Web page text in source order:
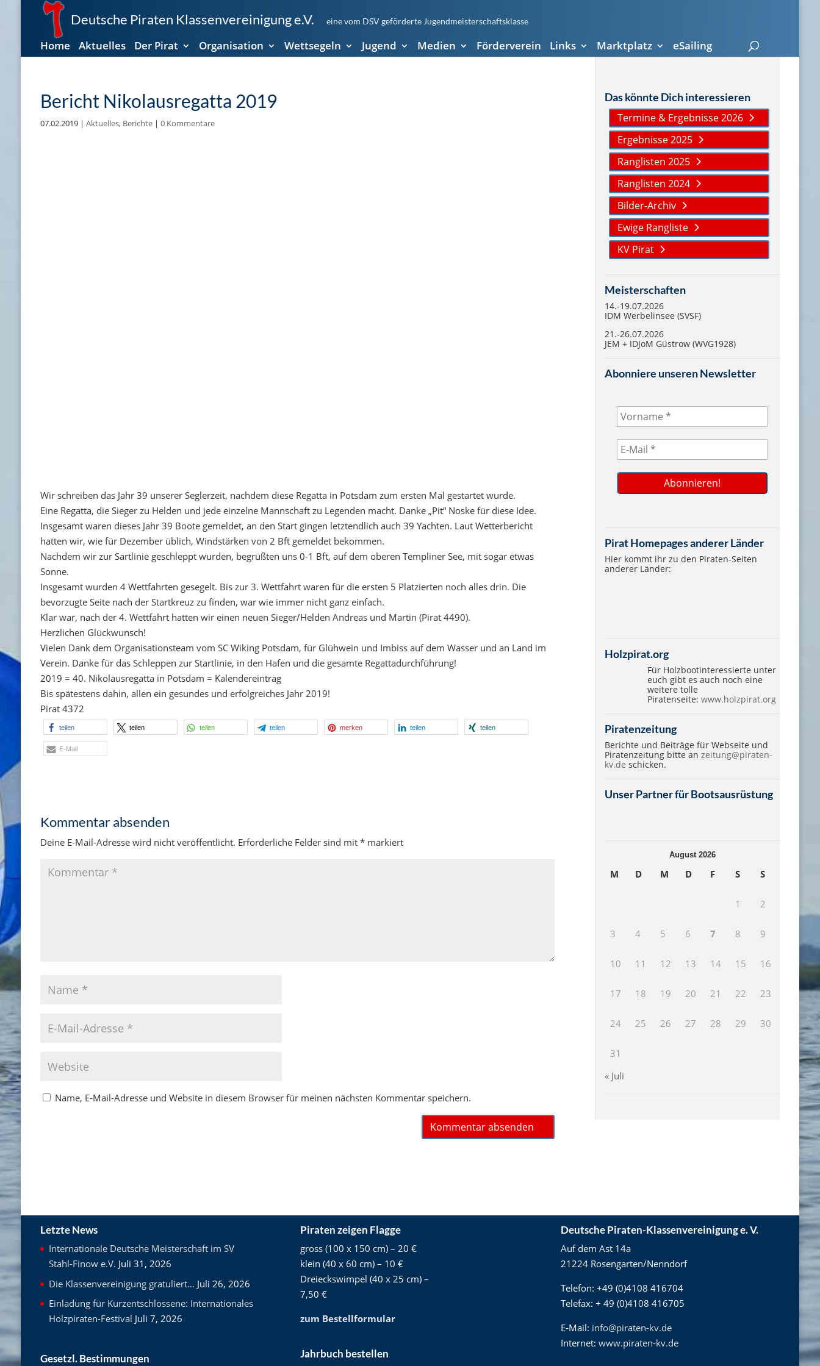
Deutsche Piraten Klassenvereinigung e.V. eine vom DSV geförderte Jugendmeisterschaftsklasse
Home Aktuelles Der Pirat Organisation Wettsegeln Jugend Medien Förderverein Links Marktplatz eSailing
Bericht Nikolausregatta 2019
07.02.2019| Aktuelles, Berichte| 0 Kommentare
Wir schreiben das Jahr 39 unserer Seglerzeit, nachdem diese Regatta in Potsdam zum ersten Mal gestartet wurde.
Eine Regatta, die Sieger zu Helden und jede einzelne Mannschaft zu Legenden macht. Danke „Pit“ Noske für diese Idee.
Insgesamt waren dieses Jahr 39 Boote gemeldet, an den Start gingen letztendlich auch 39 Yachten. Laut Wetterbericht
hatten wir, wie für Dezember üblich, Windstärken von 2 Bft gemeldet bekommen.
Nachdem wir zur Sartlinie geschleppt wurden, begrüßten uns 0-1 Bft, auf dem oberen Templiner See, mit sogar etwas
Sonne.
Insgesamt wurden 4 Wettfahrten gesegelt. Bis zur 3. Wettfahrt waren für die ersten 5 Platzierten noch alles drin. Die
bevorzugte Seite nach der Startkreuz zu finden, war wie immer nicht ganz einfach.
Klar war, nach der 4. Wettfahrt hatten wir einen neuen Sieger/Helden Andreas und Martin (Pirat 4490).
Herzlichen Glückwunsch!
Vielen Dank dem Organisationsteam vom SC Wiking Potsdam, für Glühwein und Imbiss auf dem Wasser und an Land im
Verein. Danke für das Schleppen zur Startlinie, in den Hafen und die gesamte Regattadurchführung!
2019 = 40. Nikolausregatta in Potsdam = Kalendereintrag
Bis spätestens dahin, allen ein gesundes und erfolgreiches Jahr 2019!
Pirat 4372
teilen teilen teilen teilen merken teilen teilen
E-Mail
Kommentar absenden
Deine E-Mail-Adresse wird nicht veröffentlicht. Erforderliche Felder sind mit *markiert
Name, E-Mail-Adresse und Website in diesem Browser für meinen nächsten Kommentar speichern.
Das könnte Dich interessieren
Termine & Ergebnisse 2026
Ergebnisse 2025
Ranglisten 2025
Ranglisten 2024
Bilder-Archiv
Ewige Rangliste
KV Pirat
Meisterschaften
14.-19.07.2026
IDM Werbelinsee (SVSF)
21.-26.07.2026
JEM + IDJoM Güstrow (WVG1928)
Abonniere unseren Newsletter
Pirat Homepages anderer Länder
Hier kommt ihr zu den Piraten-Seiten
anderer Länder:
Holzpirat.org
Für Holzbootinteressierte unter
euch gibt es auch noch eine
weitere tolle
Piratenseite:www.holzpirat.org
Piratenzeitung
Berichte und Beiträge für Webseite und
Piratenzeitung bitte anzeitung@piraten-
kv.de schicken.
Unser Partner für Bootsausrüstung
August 2026
M D M D F S S
1 2
3 4 5 6 7 8 9
10 11 12 13 14 15 16
17 18 19 20 21 22 23
24 25 26 27 28 29 30
31
« Juli
Letzte News
Internationale Deutsche Meisterschaft im SV
Stahl-Finow e.V. Juli 31, 2026
Die Klassenvereinigung gratuliert… Juli 26, 2026
Einladung für Kurzentschlossene: Internationales
Holzpiraten-Festival Juli 7, 2026
Gesetzl. Bestimmungen
Piraten zeigen Flagge
gross (100 x 150 cm) – 20 €
klein (40 x 60 cm) – 10 €
Dreieckswimpel (40 x 25 cm) –
7,50 €
zum Bestellformular
Jahrbuch bestellen
Deutsche Piraten-Klassenvereinigung e. V.
Auf dem Ast 14a
21224 Rosengarten/Nenndorf
Telefon: +49 (0)4108 416704
Telefax: + 49 (0)4108 416705
E-Mail: info@piraten-kv.de
Internet: www.piraten-kv.de